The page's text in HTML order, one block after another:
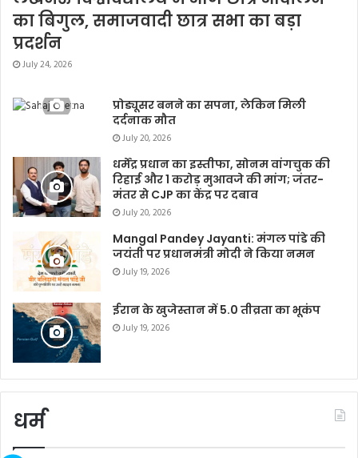
का बिगुल, समाजवादी छात्र सभा का बड़ा
प्रदर्शन
July 24, 2026
प्रोड्यूसर बनने का सपना, लेकिन मिली
दर्दनाक मौत
July 20, 2026
धर्मेंद्र प्रधान का इस्तीफा, सोनम वांगचुक की
रिहाई और 1 करोड़ मुआवजे की मांग; जंतर-
मंतर से CJP का केंद्र पर दबाव
July 20, 2026
Mangal Pandey Jayanti: मंगल पांडे की
जयंती पर प्रधानमंत्री मोदी ने किया नमन
July 19, 2026
ईरान के खुजेस्तान में 5.0 तीव्रता का भूकंप
July 19, 2026
धर्म